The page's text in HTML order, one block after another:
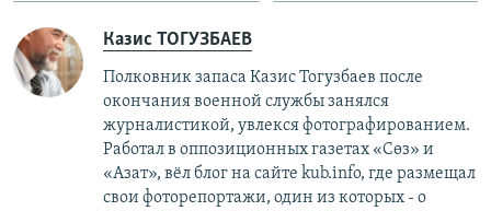
Казис ТОГУЗБАЕВ
Полковник запаса Казис Тогузбаев после
окончания военной службы занялся
журналистикой, увлекся фотографированием.
Работал в оппозиционных газетах «Сөз» и
«Азат», вёл блог на сайте kub.info, где размещал
свои фоторепортажи, один из которых - о